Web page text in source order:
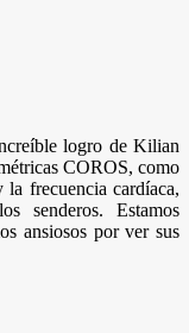
logro de Kilian
COROS, como
frecuencia cardíaca,
senderos. Estamos
ansiosos por ver sus